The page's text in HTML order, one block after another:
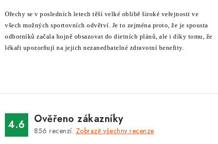
c
í
p
r
v
ý
p
i
n
k
o
v
í
Ořechy se v posledních letech těší velké oblibě široké veřejnosti ve
všech možných sportovních odvětví. Je to zejména proto, že je spousta
odborníků začala hojně obsazovat do dietních plánů, ale i díky tomu, že
lékaři upozorňují na jejich nezanedbatelné zdravotní benefity.
4.6 Ověřeno zákazníky
856 recenzí. Zobrazit všechny recenze